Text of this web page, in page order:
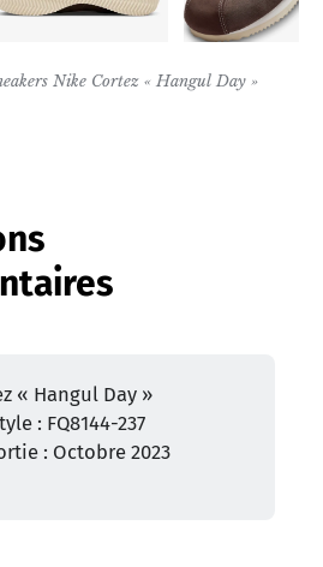
Nike Cortez « Hangul Day »
« Hangul Day »
: FQ8144-237
: Octobre 2023